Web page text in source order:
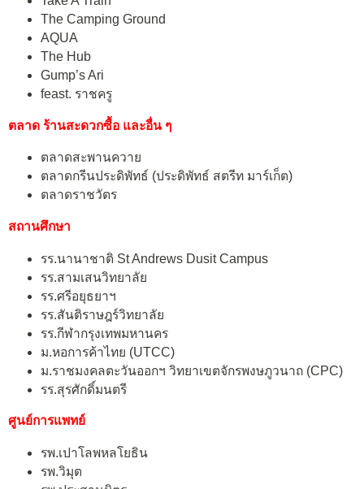
The Camping Ground
AQUA
The Hub
Gump’s Ari
feast. ราชครู
ตลาด ร้านสะดวกซื้อ และอื่น ๆ
ตลาดสะพานควาย
ตลาดกรีนประดิพัทธ์ (ประดิพัทธ์ สตรีท มาร์เก็ต)
ตลาดราชวัตร
สถานศึกษา
รร.นานาชาติ St Andrews Dusit Campus
รร.สามเสนวิทยาลัย
รร.ศรีอยุธยาฯ
รร.สันติราษฎร์วิทยาลัย
รร.กีฬากรุงเทพมหานคร
ม.หอการค้าไทย (UTCC)
ม.ราชมงคลตะวันออกฯ วิทยาเขตจักรพงษภูวนาถ (CPC)
รร.สุรศักดิ์มนตรี
ศูนย์การแพทย์
รพ.เปาโลพหลโยธิน
รพ.วิมุต